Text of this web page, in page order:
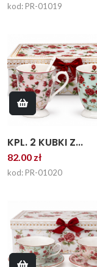
kod: PR-01019
KPL. 2 KUBKI Z...
82.00 zł
kod: PR-01020